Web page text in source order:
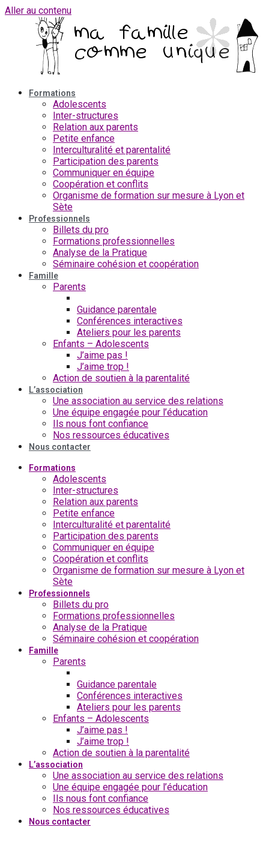
Aller au contenu
Formations
Adolescents
Inter-structures
Relation aux parents
Petite enfance
Interculturalité et parentalité
Participation des parents
Communiquer en équipe
Coopération et conflits
Organisme de formation sur mesure à Lyon et
Sète
Professionnels
Billets du pro
Formations professionnelles
Analyse de la Pratique
Séminaire cohésion et coopération
Famille
Parents
Guidance parentale
Conférences interactives
Ateliers pour les parents
Enfants – Adolescents
J’aime pas !
J’aime trop !
Action de soutien à la parentalité
L’association
Une association au service des relations
Une équipe engagée pour l’éducation
Ils nous font confiance
Nos ressources éducatives
Nous contacter
Formations
Adolescents
Inter-structures
Relation aux parents
Petite enfance
Interculturalité et parentalité
Participation des parents
Communiquer en équipe
Coopération et conflits
Organisme de formation sur mesure à Lyon et
Sète
Professionnels
Billets du pro
Formations professionnelles
Analyse de la Pratique
Séminaire cohésion et coopération
Famille
Parents
Guidance parentale
Conférences interactives
Ateliers pour les parents
Enfants – Adolescents
J’aime pas !
J’aime trop !
Action de soutien à la parentalité
L’association
Une association au service des relations
Une équipe engagée pour l’éducation
Ils nous font confiance
Nos ressources éducatives
Nous contacter